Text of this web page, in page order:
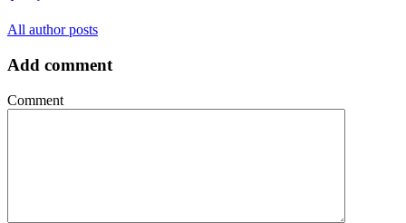
All author posts
Add comment
Comment